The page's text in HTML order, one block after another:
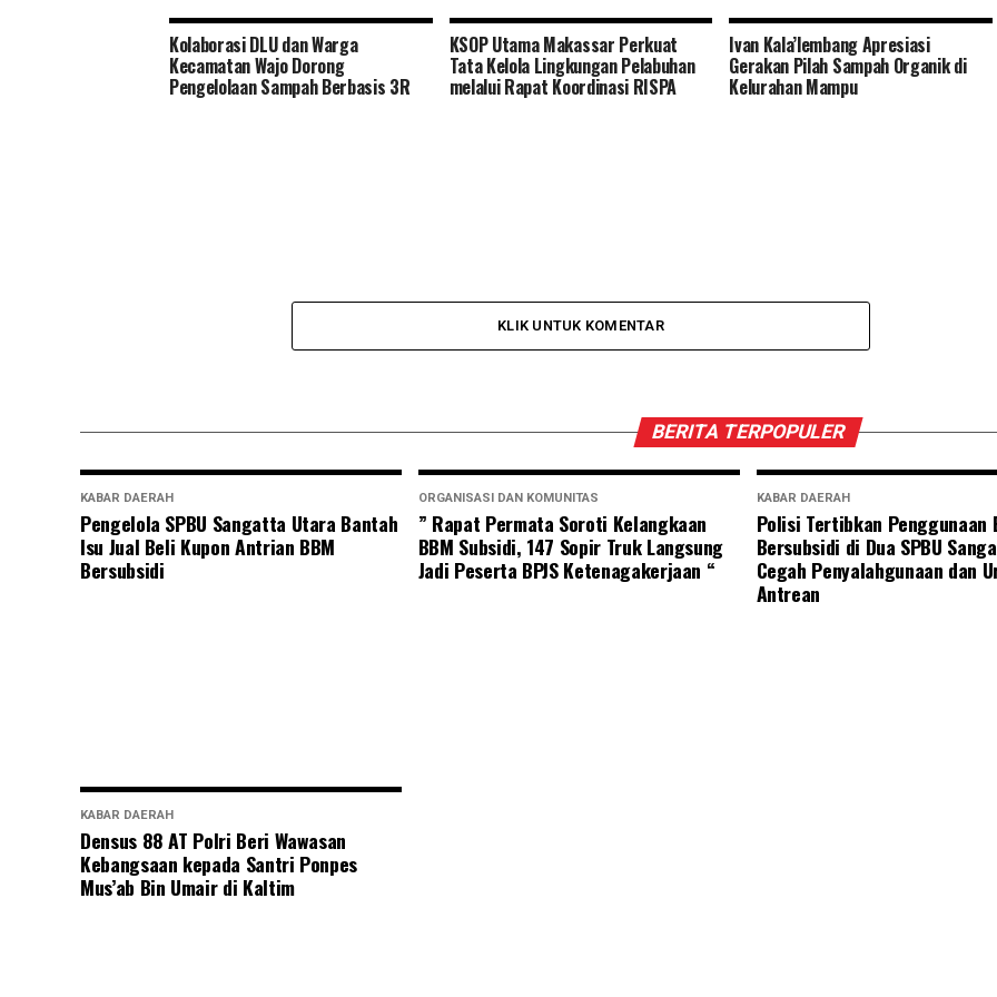
Kolaborasi DLU dan Warga
Kecamatan Wajo Dorong
Pengelolaan Sampah Berbasis 3R
KSOP Utama Makassar Perkuat
Tata Kelola Lingkungan Pelabuhan
melalui Rapat Koordinasi RISPA
Ivan Kala’lembang Apresiasi
Gerakan Pilah Sampah Organik di
Kelurahan Mampu
KLIK UNTUK KOMENTAR
BERITA TERPOPULER
KABAR DAERAH
Pengelola SPBU Sangatta Utara Bantah
Isu Jual Beli Kupon Antrian BBM
Bersubsidi
ORGANISASI DAN KOMUNITAS
” Rapat Permata Soroti Kelangkaan
BBM Subsidi, 147 Sopir Truk Langsung
Jadi Peserta BPJS Ketenagakerjaan “
KABAR DAERAH
Polisi Tertibkan Penggunaan
Bersubsidi di Dua SPBU
Cegah Penyalahgunaan dan
Antrean
KABAR DAERAH
Densus 88 AT Polri Beri Wawasan
Kebangsaan kepada Santri Ponpes
Mus’ab Bin Umair di Kaltim